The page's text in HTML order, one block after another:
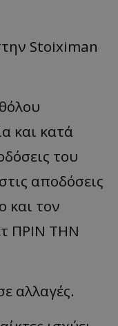
Stoiximan
και κατά
του
αποδόσεις
και τον
ΠΡΙΝ ΤΗΝ
αλλαγές.